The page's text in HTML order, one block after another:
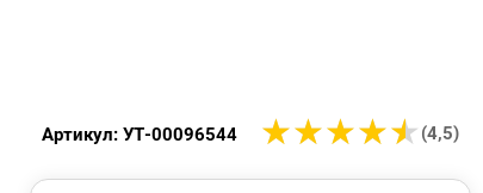
★★★★★
★★★★★ (4,5)
Артикул: УТ-00096544